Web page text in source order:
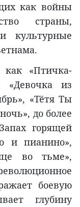
как войны
страны,
культурные
«Птичка-
«Девочка из
«Тётя Ты
до более
горящей
и пианино»,
во тьме»,
боевую
глубину